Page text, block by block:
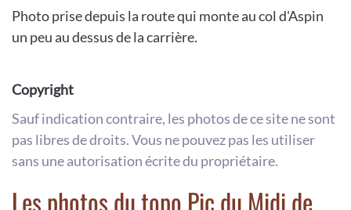
Photo prise depuis la route qui monte au col d'Aspin
un peu au dessus de la carrière.
Copyright
Sauf indication contraire, les photos de ce site ne sont
pas libres de droits. Vous ne pouvez pas les utiliser
sans une autorisation écrite du propriétaire.
Les photos du topo Pic du Midi de